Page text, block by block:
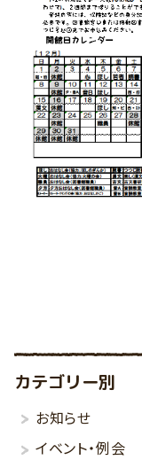
カテゴリー別
お知らせ
イベント・例会